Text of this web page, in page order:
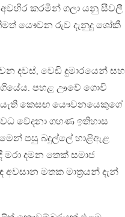
අවහිර කරමින් ගලා යනු සීවලී
යෞවන රුව දැනුදු ශෝකී
දවස්, වෙඩි දුමාරයෙන් සහ
පහළ ඌවේ ගොවි
කෙසඟ යෞවනයෙකුගේ
වේදනා ගහණ ඉතිහාස
පසු බදුල්ලේ හාළිඇළ
දමන තෙක් සමාජ
මතක මාත්‍රයන් දැන්